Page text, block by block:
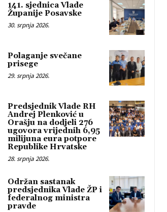
141. sjednica Vlade
Županije Posavske
30. srpnja 2026.
Polaganje svečane
prisege
29. srpnja 2026.
Predsjednik Vlade RH
Andrej Plenković u
Orašju na dodjeli 276
ugovora vrijednih 6,95
milijuna eura potpore
Republike Hrvatske
28. srpnja 2026.
Održan sastanak
predsjednika Vlade ŽP i
federalnog ministra
pravde